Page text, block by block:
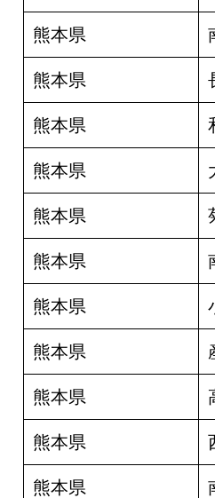
熊本県
熊本県
熊本県
熊本県
熊本県
熊本県
熊本県
熊本県
熊本県
熊本県
熊本県